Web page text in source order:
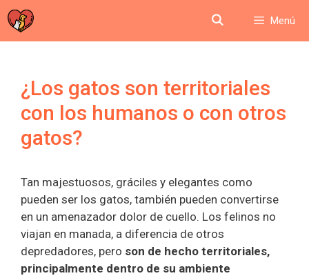
Saltar
al
contenido
Menú
¿Los gatos son territoriales
con los humanos o con otros
gatos?
Tan majestuosos, gráciles y elegantes como
pueden ser los gatos, también pueden convertirse
en un amenazador dolor de cuello. Los felinos no
viajan en manada, a diferencia de otros
depredadores, pero son de hecho territoriales,
principalmente dentro de su ambiente